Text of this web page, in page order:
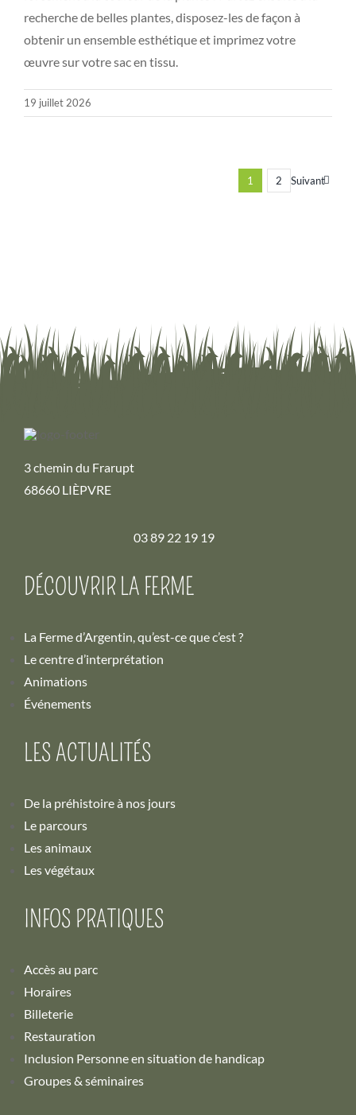
recherche de belles plantes, disposez-les de façon à
obtenir un ensemble esthétique et imprimez votre
œuvre sur votre sac en tissu.
19 juillet 2026
1 2 Suivant
3 chemin du Frarupt
68660 LIÈPVRE
03 89 22 19 19
DÉCOUVRIR LA FERME
La Ferme d’Argentin, qu’est-ce que c’est ?
Le centre d’interprétation
Animations
Événements
LES ACTUALITÉS
De la préhistoire à nos jours
Le parcours
Les animaux
Les végétaux
INFOS PRATIQUES
Accès au parc
Horaires
Billeterie
Restauration
Inclusion Personne en situation de handicap
Groupes & séminaires